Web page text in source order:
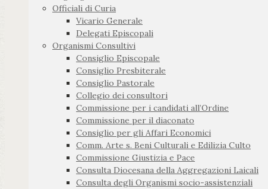
Officiali di Curia
Vicario Generale
Delegati Episcopali
Organismi Consultivi
Consiglio Episcopale
Consiglio Presbiterale
Consiglio Pastorale
Collegio dei consultori
Commissione per i candidati all’Ordine
Commissione per il diaconato
Consiglio per gli Affari Economici
Comm. Arte s. Beni Culturali e Edilizia Culto
Commissione Giustizia e Pace
Consulta Diocesana della Aggregazioni Laicali
Consulta degli Organismi socio-assistenziali